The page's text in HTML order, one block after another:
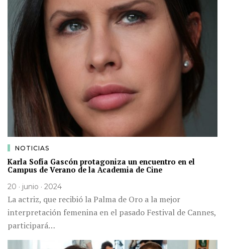
NOTICIAS
Karla Sofía Gascón protagoniza un encuentro en el
Campus de Verano de la Academia de Cine
20 · junio · 2024
La actriz, que recibió la Palma de Oro a la mejor
interpretación femenina en el pasado Festival de Cannes,
participará…